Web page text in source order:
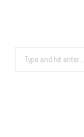
Search
for: